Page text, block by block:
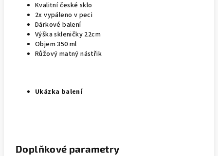
Kvalitní české sklo
2x vypáleno v peci
Dárkové balení
Výška skleničky 22cm
Objem 350 ml
Růžový matný nástřik
Ukázka balení
Doplňkové parametry